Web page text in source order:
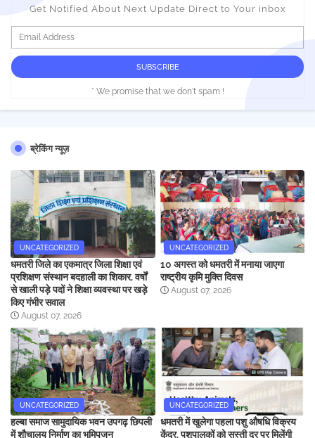
Get Notified About Next Update Direct to Your inbox
* We promise that we don't spam !
ब्रेकिंग न्यूज़
UNCATEGORIZED
धमतरी जिले का एकमात्र जिला शिक्षा एवं
प्रशिक्षण संस्थान बदहाली का शिकार, वर्षों
से खाली पड़े पदों ने शिक्षा व्यवस्था पर खड़े
किए गंभीर सवाल
August 07, 2026
UNCATEGORIZED
10 अगस्त को धमतरी में मनाया जाएगा
राष्ट्रीय कृमि मुक्ति दिवस
August 07, 2026
UNCATEGORIZED
हल्बा समाज सामुदायिक भवन उपगढ़ छिपली
में शौचालय निर्माण का भूमिपूजन
UNCATEGORIZED
धमतरी में खुलेगा पहला पशु औषधि विक्रय
केंद्र, पशुपालकों को सस्ती दर पर मिलेंगी